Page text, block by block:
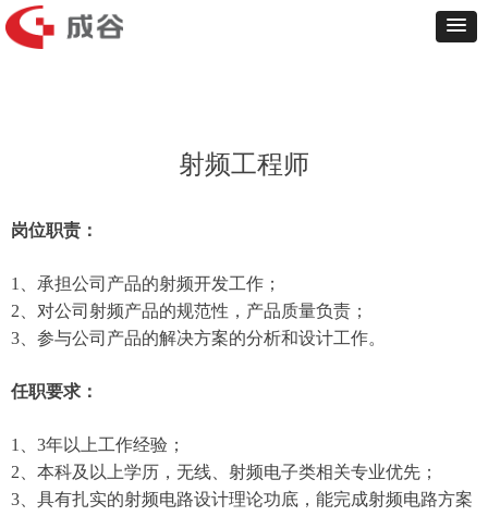
射频工程师
岗位职责：
1、承担公司产品的射频开发工作；
2、对公司射频产品的规范性，产品质量负责；
3、参与公司产品的解决方案的分析和设计工作。
任职要求：
1、3年以上工作经验；
2、本科及以上学历，无线、射频电子类相关专业优先；
3、具有扎实的射频电路设计理论功底，能完成射频电路方案